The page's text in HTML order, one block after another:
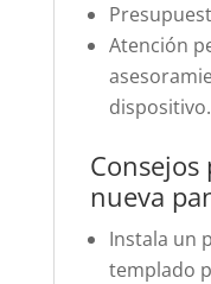
Atención
dispositivo.
nueva
Instala un
templado